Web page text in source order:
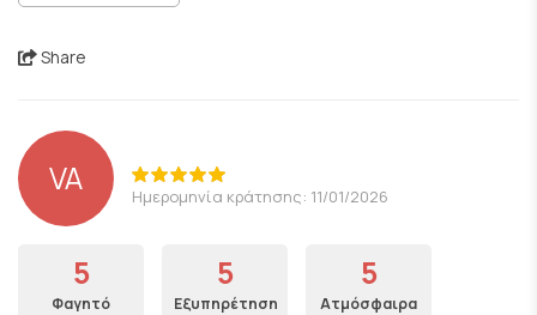
Share
VA Ημερομηνία κράτησης: 11/01/2026
5
Φαγητό
5
Εξυπηρέτηση
5
Ατμόσφαιρα